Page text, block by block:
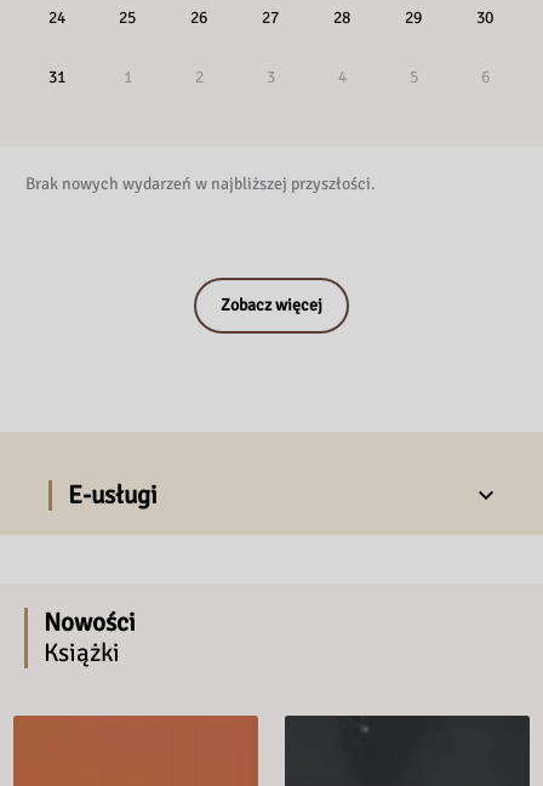
24 25 26 27 28 29 30
31 1 2 3 4 5 6
Brak nowych wydarzeń w najbliższej przyszłości.
Zobacz więcej
E-usługi
Nowości
Książki